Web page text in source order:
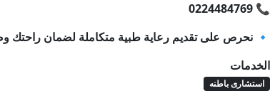
📞
0224484769
🔹 نحرص على تقديم رعاية طبية متكاملة لضمان راحتك
الخدمات
استشارى باطنه